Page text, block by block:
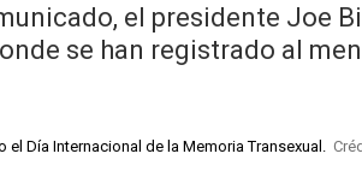
el presidente Joe
se han registrado al
Día Internacional de la Memoria Transexual.